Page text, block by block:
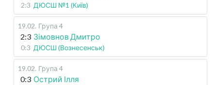
2:3 ДЮСШ №1 (Київ)
19.02. Група 4
2:3 Зімовнов Дмитро
0:3 ДЮСШ (Вознесенськ)
19.02. Група 4
0:3 Острий Ілля